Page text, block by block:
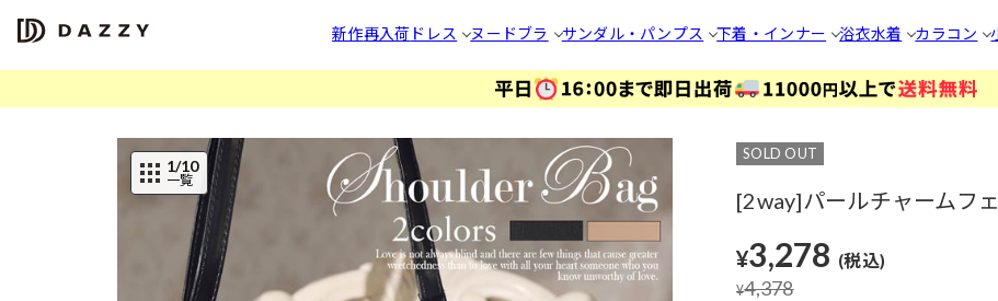
新作再入荷 ドレス ヌードブラ サンダル・パンプス 下着・インナー 浴衣水着 カラコン
1/10
一覧
SOLD OUT
[2way]パールチャームフ
¥3,278 (税込)
¥4,378